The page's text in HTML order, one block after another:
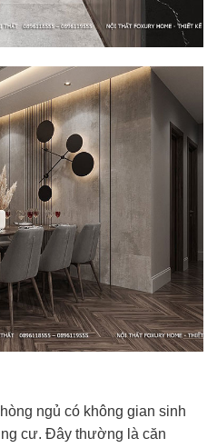
ngủ có không gian sinh
cư. Đây thường là căn